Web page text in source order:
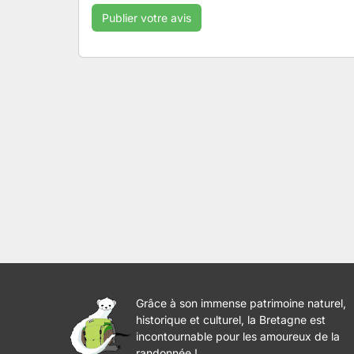
Grâce à son immense patrimoine naturel,
historique et culturel, la Bretagne est
incontournable pour les amoureux de la